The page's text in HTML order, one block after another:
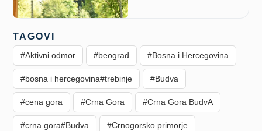
TAGOVI
#Aktivni odmor #beograd #Bosna i Hercegovina
#bosna i hercegovina#trebinje #Budva
#cena gora #Crna Gora #Crna Gora BudvA
#crna gora#Budva #Crnogorsko primorje